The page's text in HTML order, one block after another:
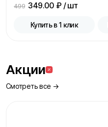
499 349.00 ₽ / шт
Купить в 1 клик
Акции
Смотреть все →